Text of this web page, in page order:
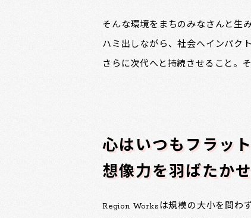
そんな環境をまちのみなさんと生
ハミ出しながら、社会へインパク
さらに次代へと持続させること。
心はいつもフラッ
想像力を羽ばたか
Region Worksは規模の大小を問わ